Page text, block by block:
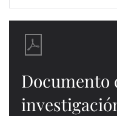
Documento